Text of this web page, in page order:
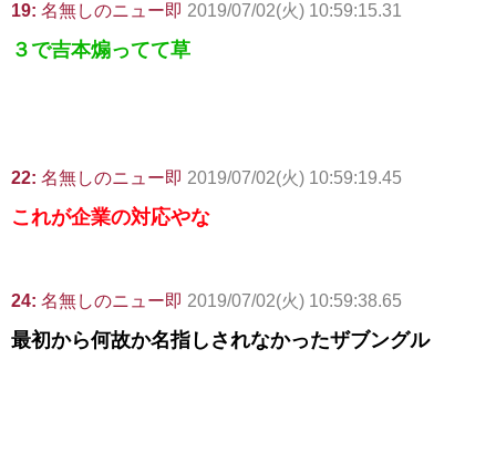
19: 名無しのニュー即 2019/07/02(火) 10:59:15.31
３で吉本煽ってて草
22: 名無しのニュー即 2019/07/02(火) 10:59:19.45
これが企業の対応やな
24: 名無しのニュー即 2019/07/02(火) 10:59:38.65
最初から何故か名指しされなかったザブングル